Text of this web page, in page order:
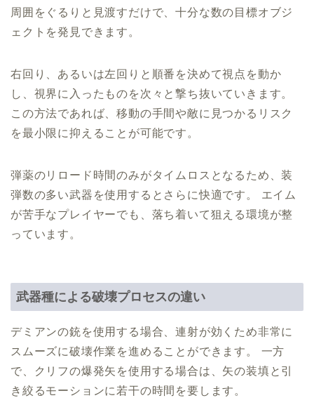
周囲をぐるりと見渡すだけで、十分な数の目標オブジ
ェクトを発見できます。
右回り、あるいは左回りと順番を決めて視点を動か
し、視界に入ったものを次々と撃ち抜いていきます。
この方法であれば、移動の手間や敵に見つかるリスク
を最小限に抑えることが可能です。
弾薬のリロード時間のみがタイムロスとなるため、装
弾数の多い武器を使用するとさらに快適です。 エイム
が苦手なプレイヤーでも、落ち着いて狙える環境が整
っています。
武器種による破壊プロセスの違い
デミアンの銃を使用する場合、連射が効くため非常に
スムーズに破壊作業を進めることができます。 一方
で、クリフの爆発矢を使用する場合は、矢の装填と引
き絞るモーションに若干の時間を要します。